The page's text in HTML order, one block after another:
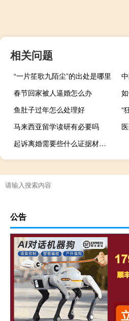
相关问题
“一片笙歌九陌尘”的出处是哪里
春节回家被人逼婚怎么办
鱼肚子过年怎么处理好
“
马来西亚留学读研有必要吗
起诉离婚需要些什么证据材料才行
公告